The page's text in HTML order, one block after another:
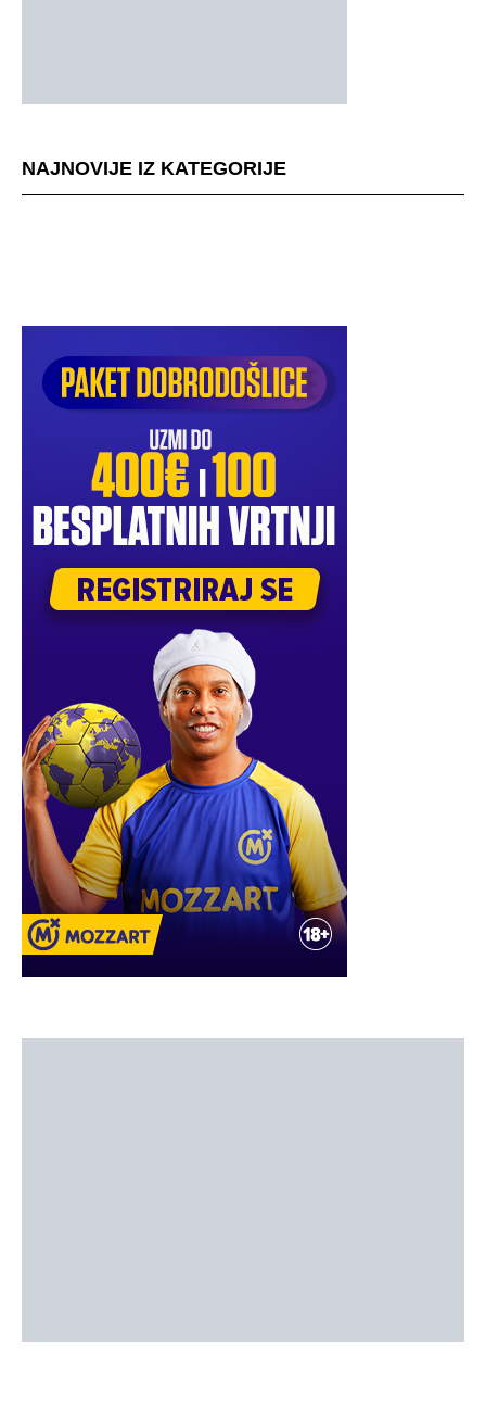
NAJNOVIJE IZ KATEGORIJE